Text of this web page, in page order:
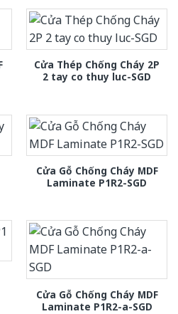
Cửa Thép Chống Cháy 2P
2 tay co thuy luc-SGD
Cửa Gỗ Chống Cháy MDF
Laminate P1R2-SGD
Cửa Gỗ Chống Cháy MDF
Laminate P1R2-a-SGD